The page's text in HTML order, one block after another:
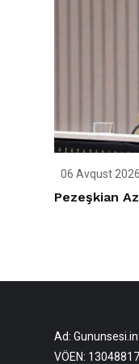
06 Avqust
Pezeşkian
Ad:
VÖEN: